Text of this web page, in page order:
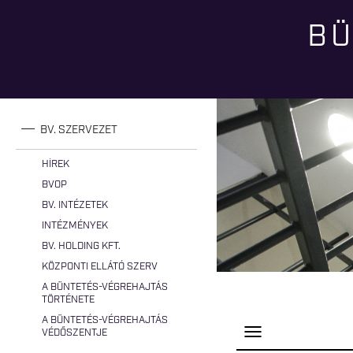
BV. SZERVEZET
HÍREK
BVOP
BV. INTÉZETEK
INTÉZMÉNYEK
BV. HOLDING KFT.
KÖZPONTI ELLÁTÓ SZERV
A BÜNTETÉS-VÉGREHAJTÁS
TÖRTÉNETE
A BÜNTETÉS-VÉGREHAJTÁS
VÉDŐSZENTJE
P